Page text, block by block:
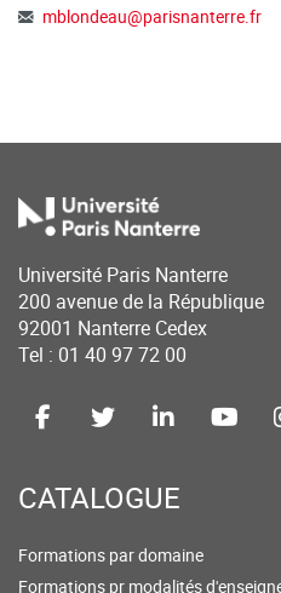
mblondeau@parisnanterre.fr
Université Paris Nanterre
200 avenue de la République
92001 Nanterre Cedex
Tel : 01 40 97 72 00
CATALOGUE
Formations par domaine
Formations pr modalités